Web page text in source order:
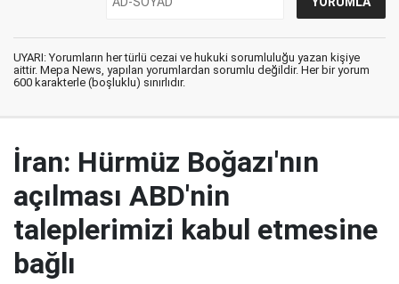
UYARI: Yorumların her türlü cezai ve hukuki sorumluluğu yazan kişiye
aittir. Mepa News, yapılan yorumlardan sorumlu değildir. Her bir yorum
600 karakterle (boşluklu) sınırlıdır.
İran: Hürmüz Boğazı'nın
açılması ABD'nin
taleplerimizi kabul etmesine
bağlı